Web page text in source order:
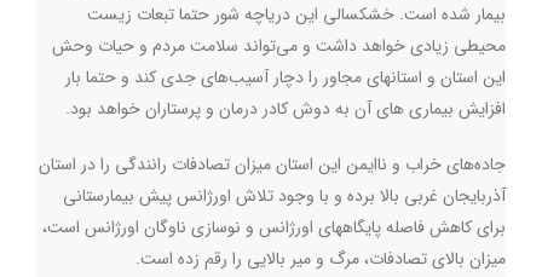
بیمار شده است. خشکسالی این دریاچه شور حتما تبعات زیست
محیطی زیادی خواهد داشت و می‌تواند سلامت مردم و حیات وحش
این استان و استانهای مجاور را دچار آسیب‌های جدی کند و حتما بار
افزایش بیماری های آن به دوش کادر درمان و پرستاران خواهد بود.
جاده‌های خراب و ناایمن این استان میزان تصادفات رانندگی را در استان
آذربایجان غربی بالا برده و با وجود تلاش اورژانس پیش بیمارستانی
برای کاهش فاصله پایگاههای اورژانس و نوسازی ناوگان اورژانس است،
میزان بالای تصادفات، مرگ و میر بالایی را رقم زده است.